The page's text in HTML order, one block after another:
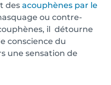
des acouphènes par le
ou contre-
il détourne
conscience du
une sensation de